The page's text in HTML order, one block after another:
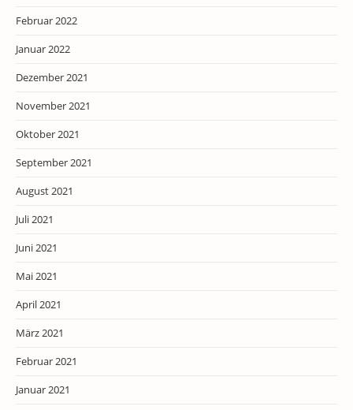
Februar 2022
Januar 2022
Dezember 2021
November 2021
Oktober 2021
September 2021
August 2021
Juli 2021
Juni 2021
Mai 2021
April 2021
März 2021
Februar 2021
Januar 2021